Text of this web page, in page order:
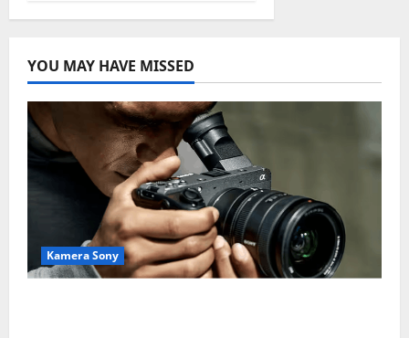
YOU MAY HAVE MISSED
Kamera Sony